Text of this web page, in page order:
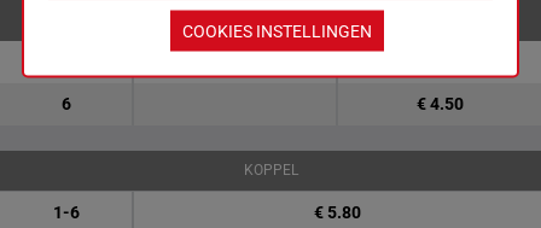
6 € 4.50
KOPPEL
1-6 € 5.80
COOKIES INSTELLINGEN